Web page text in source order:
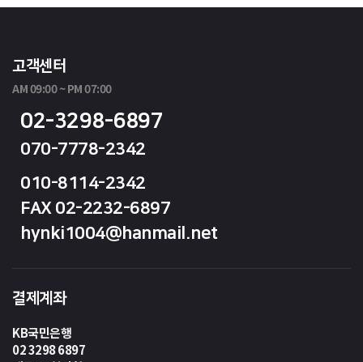
고객센터
AM 09:00 ~ PM 07:00
02-3298-6897
070-7778-2342
010-8114-2342
FAX 02-2232-6897
hynki1004@hanmail.net
결제계좌
KB국민은행
02 3298 6897